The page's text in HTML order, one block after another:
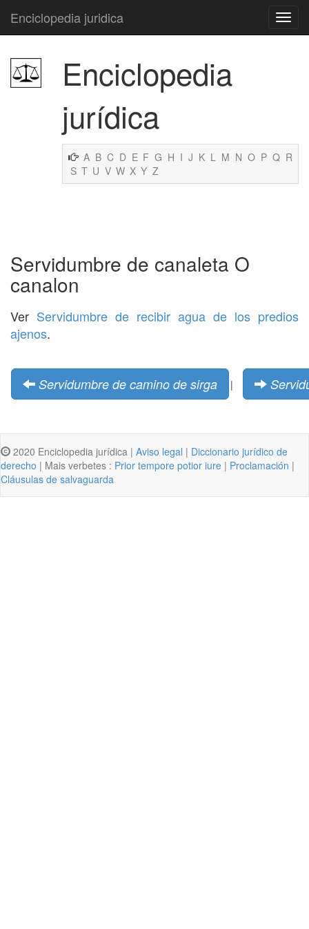
Enciclopedia juridica
Enciclopedia
jurídica
A B C D E F G H I J K L M N O P Q R
S T U V W X Y Z
Servidumbre de canaleta O
canalon
Ver Servidumbre de recibir agua de los predios
ajenos.
Servidumbre de camino de sirga |
2020 Enciclopedia jurídica | Aviso legal | Diccionario jurídico de
derecho | Mais verbetes : Prior tempore potior iure | Proclamación |
Cláusulas de salvaguarda